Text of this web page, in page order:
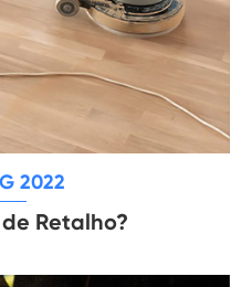
2022
Retalho?